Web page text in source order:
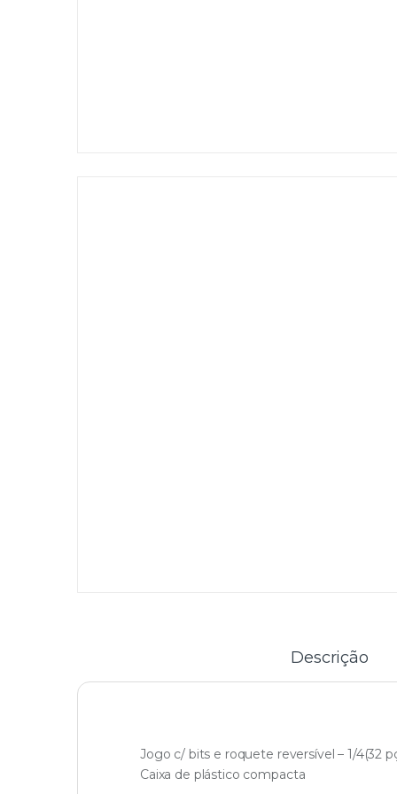
Descrição
Jogo c/ bits e roquete reversível – 1/4(32
Caixa de plástico compacta